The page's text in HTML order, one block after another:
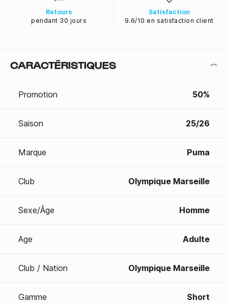
Retours
pendant 30 jours
Satisfaction
9.6/10 en satisfaction client
CARACTÉRISTIQUES
Promotion 50%
Saison 25/26
Marque Puma
Club Olympique Marseille
Sexe/Âge Homme
Age Adulte
Club / Nation Olympique Marseille
Gamme Short